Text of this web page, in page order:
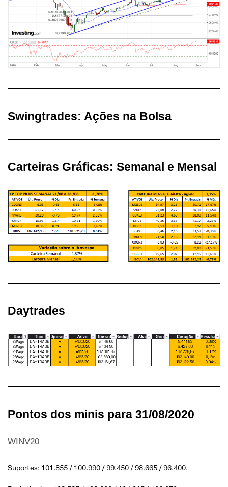
Swingtrades: Ações na Bolsa
Carteiras Gráficas: Semanal e Mensal
Daytrades
Pontos dos minis para 31/08/2020
WINV20
Suportes: 101.855 / 100.990 / 99.450 / 98.665 / 96.400.